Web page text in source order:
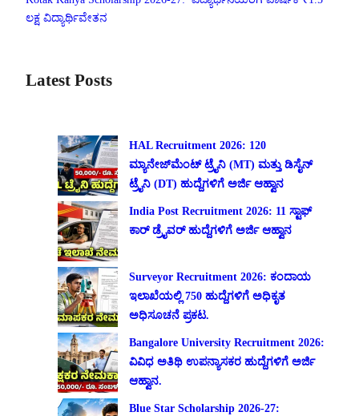
ಲಕ್ಷ ವಿದ್ಯಾರ್ಥಿವೇತನ
Latest Posts
HAL Recruitment 2026: 120
ಮ್ಯಾನೇಜ್‌ಮೆಂಟ್ ಟ್ರೈನಿ (MT) ಮತ್ತು ಡಿಸೈನ್
ಟ್ರೈನಿ (DT) ಹುದ್ದೆಗಳಿಗೆ ಅರ್ಜಿ ಆಹ್ವಾನ
India Post Recruitment 2026: 11 ಸ್ಟಾಫ್
ಕಾರ್ ಡ್ರೈವರ್ ಹುದ್ದೆಗಳಿಗೆ ಅರ್ಜಿ ಆಹ್ವಾನ
Surveyor Recruitment 2026: ಕಂದಾಯ
ಇಲಾಖೆಯಲ್ಲಿ 750 ಹುದ್ದೆಗಳಿಗೆ ಅಧಿಕೃತ
ಅಧಿಸೂಚನೆ ಪ್ರಕಟ.
Bangalore University Recruitment 2026:
ವಿವಿಧ ಅತಿಥಿ ಉಪನ್ಯಾಸಕರ ಹುದ್ದೆಗಳಿಗೆ ಅರ್ಜಿ
ಆಹ್ವಾನ.
Blue Star Scholarship 2026-27: